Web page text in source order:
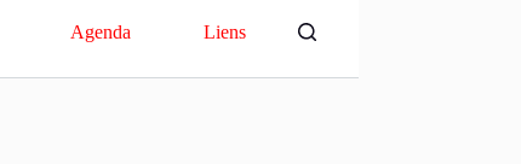
Agenda Liens